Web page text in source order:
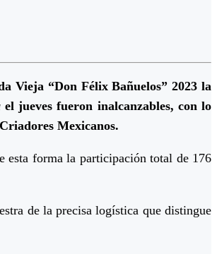
Vieja “Don Félix Bañuelos” 2023 la
el jueves fueron inalcanzables, con lo
Mexicanos.
esta forma la participación total de 176
de la precisa logística que distingue